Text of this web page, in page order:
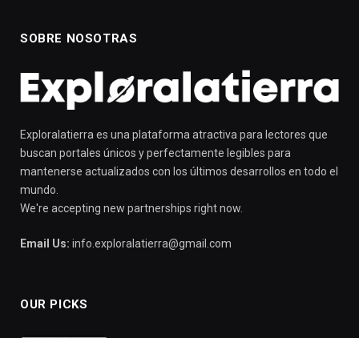
SOBRE NOSOTRAS
Exploralatierra es una plataforma atractiva para lectores que
buscan portales únicos y perfectamente legibles para
mantenerse actualizados con los últimos desarrollos en todo el
mundo.
We're accepting new partnerships right now.
Email Us: info.exploralatierra@gmail.com
OUR PICKS